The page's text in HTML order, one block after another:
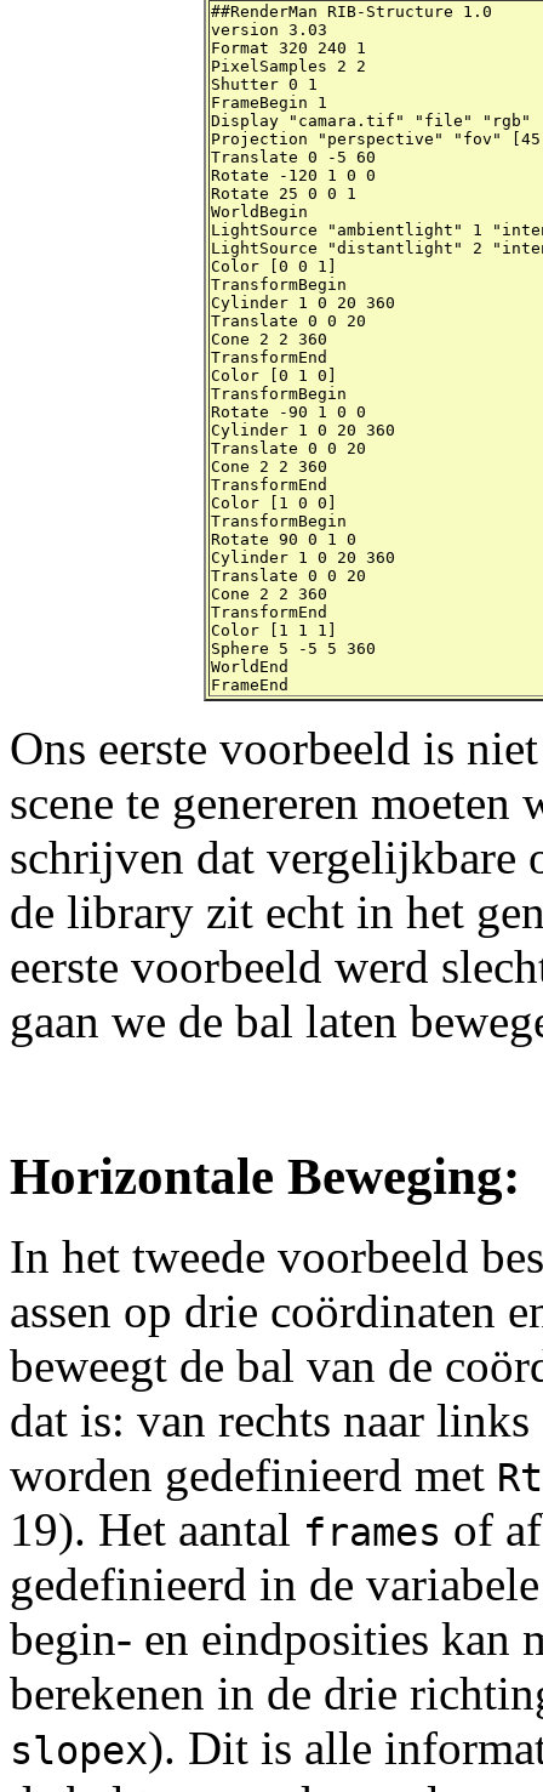
##RenderMan RIB-Structure 1.0
version 3.03
Format 320 240 1
PixelSamples 2 2
Shutter 0 1
FrameBegin 1
Display "camara.tif" "file" "rgb"
Projection "perspective" "fov"
Translate 0 -5 60
Rotate -120 1 0 0
Rotate 25 0 0 1
WorldBegin
LightSource "ambientlight" 1
LightSource "distantlight" 2
Color [0 0 1]
TransformBegin
Cylinder 1 0 20 360
Translate 0 0 20
Cone 2 2 360
TransformEnd
Color [0 1 0]
TransformBegin
Rotate -90 1 0 0
Cylinder 1 0 20 360
Translate 0 0 20
Cone 2 2 360
TransformEnd
Color [1 0 0]
TransformBegin
Rotate 90 0 1 0
Cylinder 1 0 20 360
Translate 0 0 20
Cone 2 2 360
TransformEnd
Color [1 1 1]
Sphere 5 -5 5 360
WorldEnd
FrameEnd
Ons eerste voorbeeld is
scene te genereren moeten
schrijven dat vergelijkbare
de library zit echt in het
eerste voorbeeld werd
gaan we de bal laten
Horizontale Beweging:
In het tweede voorbeeld
assen op drie coördinaten
beweegt de bal van de
dat is: van rechts naar
worden gedefinieerd met
19). Het aantal frames of
gedefinieerd in de
begin- en eindposities kan
berekenen in de drie
slopex). Dit is alle